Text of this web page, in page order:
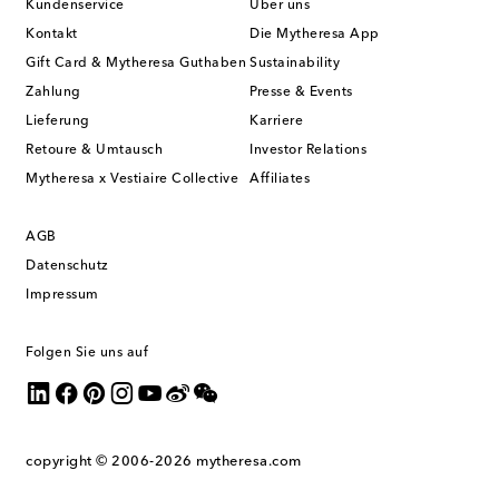
Kundenservice
Kontakt
Gift Card & Mytheresa Guthaben
Zahlung
Lieferung
Retoure & Umtausch
Mytheresa x Vestiaire Collective
Über uns
Die Mytheresa App
Sustainability
Presse & Events
Karriere
Investor Relations
Affiliates
AGB
Datenschutz
Impressum
Folgen Sie uns auf
copyright © 2006-2026 mytheresa.com